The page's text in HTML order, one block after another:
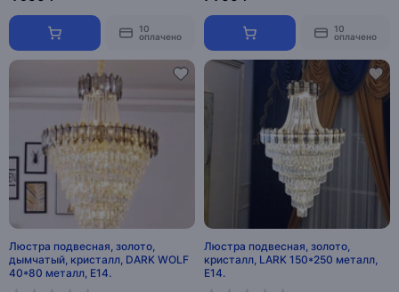
10
оплачено
10
оплачено
Люстра подвесная, золото,
дымчатый, кристалл, DARK WOLF
40*80 металл, E14.
Люстра подвесная, золото,
кристалл, LARK 150*250 металл,
E14.